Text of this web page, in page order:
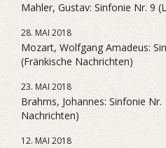
Mahler, Gustav: Sinfonie Nr. 9
28. MAI 2018
Mozart, Wolfgang Amadeus:
(Fränkische Nachrichten)
23. MAI 2018
Brahms, Johannes: Sinfonie Nr.
Nachrichten)
12. MAI 2018